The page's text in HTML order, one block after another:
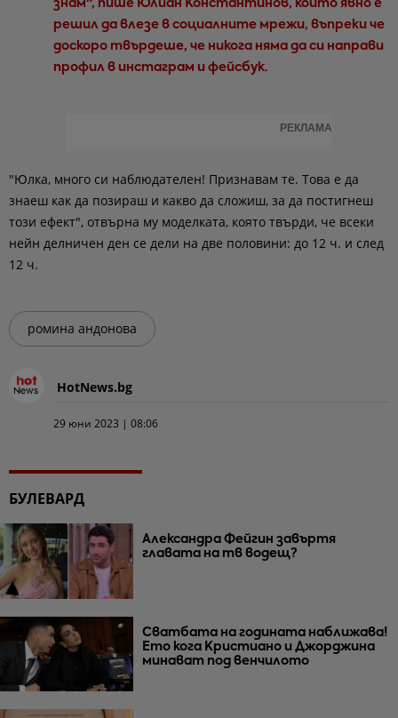
знам", пише Юлиан Константинов, който явно е
решил да влезе в социалните мрежи, въпреки че
доскоро твърдеше, че никога няма да си направи
профил в инстаграм и фейсбук.
РЕКЛАМА
"Юлка, много си наблюдателен! Признавам те. Това е да
знаеш как да позираш и какво да сложиш, за да постигнеш
този ефект", отвърна му моделката, която твърди, че всеки
нейн делничен ден се дели на две половини: до 12 ч. и след
12 ч.
ромина андонова
HotNews.bg
29 юни 2023 | 08:06
БУЛЕВАРД
Александра Фейгин завъртя
главата на тв водещ?
Сватбата на годината наближава!
Ето кога Кристиано и Джорджина
минават под венчилото